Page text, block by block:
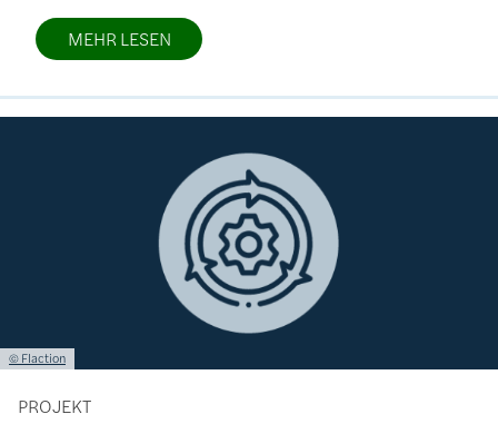
MEHR LESEN
Lizenzinformationen einschließlich Urheberrecht
© Flaction
PROJEKT